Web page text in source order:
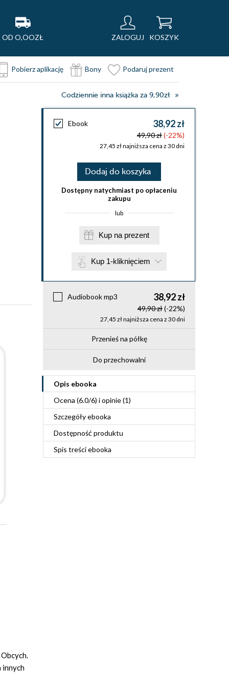
OD O,OOZŁ ZALOGUJ KOSZYK
Pobierz aplikację Bony Podaruj prezent
Codziennie inna książka za 9,90zł
Ebook 38,92 zł
49,90 zł(-22%)
27,45 zł najniższa cena z 30 dni
Dodaj do koszyka
Dostępny natychmiast po opłaceniu
zakupu
lub
Kup na prezent
Kup 1-kliknięciem
Audiobook mp3 38,92 zł
49,90 zł(-22%)
27,45 zł najniższa cena z 30 dni
Przenieś na półkę
Do przechowalni
Opis ebooka
Ocena (6.0/6) i opinie (1)
Szczegółyebooka
Dostępność produktu
Spis treściebooka
innych